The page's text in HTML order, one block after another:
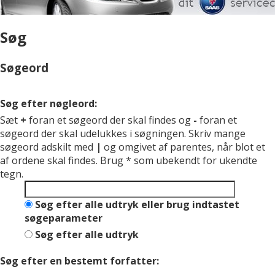
Søg
Søgeord
Søg efter nøgleord:
Sæt + foran et søgeord der skal findes og - foran et
søgeord der skal udelukkes i søgningen. Skriv mange
søgeord adskilt med | og omgivet af parentes, når blot et
af ordene skal findes. Brug * som ubekendt for ukendte
tegn.
Søg efter alle udtryk eller brug indtastet
søgeparameter
Søg efter alle udtryk
Søg efter en bestemt forfatter: